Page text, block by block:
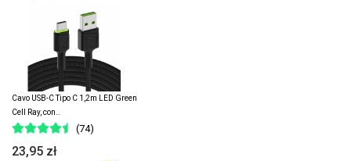
Cavo USB-C Tipo C 1,2m LED Green
Cell Ray, con..
(74)
23,95 zł